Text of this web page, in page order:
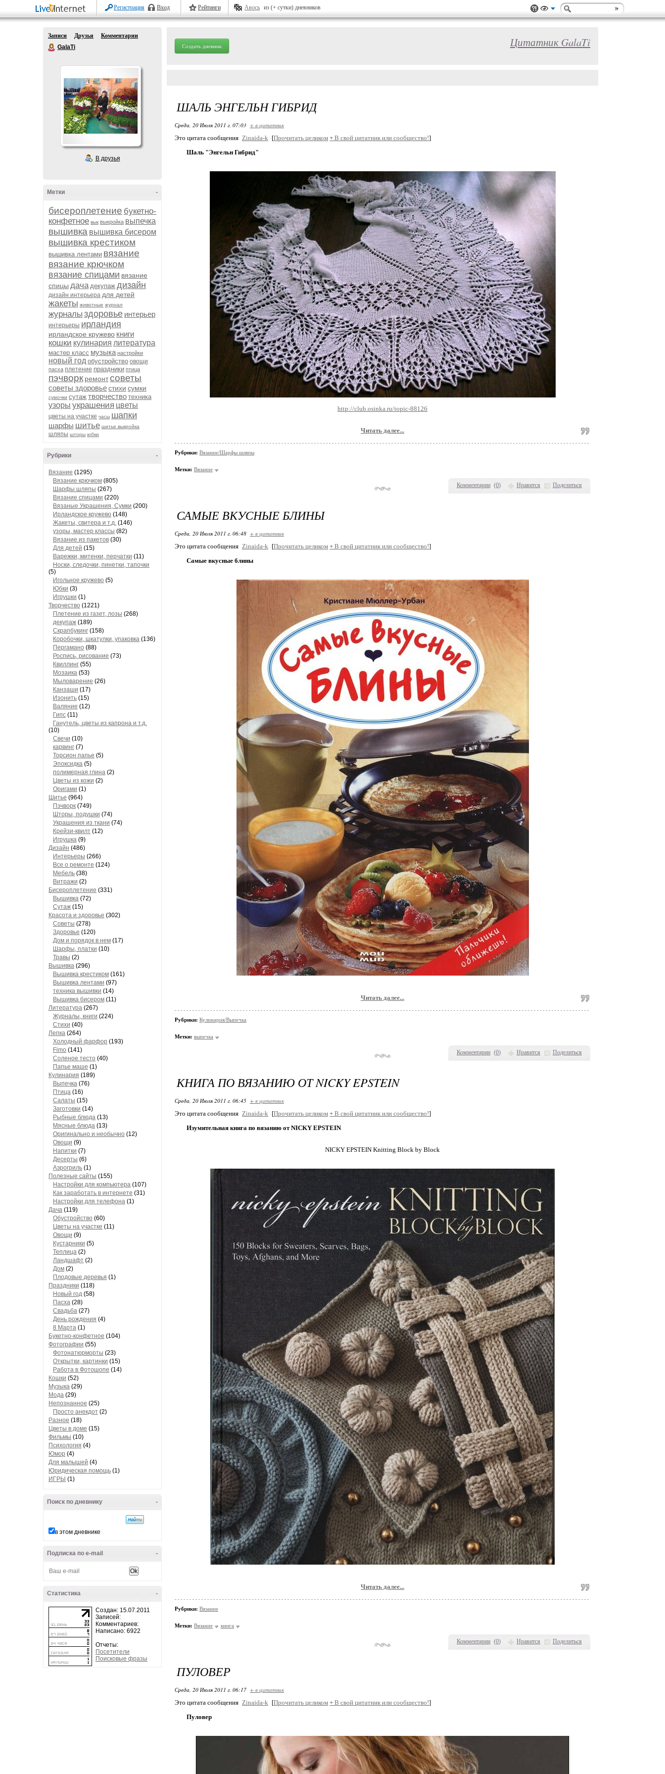
Регистрация Вход Рейтинги Авось из (+ сутки) дневников
Записи Друзья
Комментарии
GalaTi
В друзья
-
Метки
бисероплетение букетно-
конфетное вык выкройка выпечка
вышивка вышивка бисером
вышивка крестиком
вышивка лентами вязание
вязание крючком
вязание спицами вязание
спицы дача декупаж дизайн
дизайн интерьера для детей
жакеты животные журнал
журналы здоровье интерьер
интерьеры ирландия
ирландское кружево книги
кошки кулинария литература
мастер класс музыка настройки
новый год обустройство овощи
пасха плетение праздники птица
пэчворк ремонтсоветы
советы здоровьестихи сумки
сумочки сутаж творчество техника
узоры украшения цветы
цветы на участке часы шапки
шарфы шитье шитье выкройка
шляпы шторы юбки
-
Рубрики
Вязание (1295)
Вязание крючком (805)
Шарфы шляпы (267)
Вязание спицами (220)
Вязаные Украшения, Сумки (200)
Ирландское кружево (148)
Жакеты, свитера и т.д. (146)
узоры, мастер классы (82)
Вязание из пакетов (30)
Для детей (15)
Варежки, митенки, перчатки (11)
Носки, следочки, пинетки, тапочки
(5)
Игольное кружево (5)
Юбки (3)
Игрушки (1)
Творчество (1221)
Плетение из газет, лозы (268)
декупаж (189)
Скрапбукинг (158)
Коробочки, шкатулки, упаковка (136)
Пергамано (88)
Роспись, рисование (73)
Квиллинг (55)
Мозаика (53)
Мыловарение (26)
Канзаши (17)
Изонить (15)
Валяние (12)
Гипс (11)
Ганутель, цветы из капрона и т.д.
(10)
Свечи (10)
карвинг (7)
Торсион папье (5)
Эпоксидка (5)
полимерная глина (2)
Цветы из кожи (2)
Оригами (1)
Шитье (964)
Пэчворк (749)
Шторы, подушки (74)
Украшения из ткани (74)
Крейзи-квилт (12)
Игрушка (9)
Дизайн (486)
Интерьеры (266)
Все о ремонте (124)
Мебель (38)
Витражи (2)
Бисероплетение (331)
Вышивка (72)
Сутаж (15)
Красота и здоровье (302)
Советы (278)
Здоровье (120)
Дом и порядок в нем (17)
Шарфы, платки (10)
Травы (2)
Вышивка (296)
Вышивка крестиком (161)
Вышивка лентами (97)
техника вышивки (14)
Вышивка бисером (11)
Литература (267)
Журналы, книги (224)
Стихи (40)
Лепка (264)
Холодный фарфор (193)
Fimo (141)
Соленое тесто (40)
Папье маше (1)
Кулинария (189)
Выпечка (76)
Птица (16)
Салаты (15)
Заготовки (14)
Рыбные блюда (13)
Мясные блюда (13)
Оригинально и необычно (12)
Овощи (9)
Напитки (7)
Десерты (6)
Аэрогриль (1)
Полезные сайты (155)
Настройки для компьютера (107)
Как заработать в интернете (31)
Настройки для телефона (1)
Дача (119)
Обустройство (60)
Цветы на участке (11)
Овощи (9)
Кустарники (5)
Теплица (2)
Ландшафт (2)
Дом (2)
Плодовые деревья (1)
Праздники (118)
Новый год (58)
Пасха (28)
Свадьба (27)
День рождения (4)
8 Марта (1)
Букетно-конфетное (104)
Фотографии (55)
Фотонатюрморты (23)
Открытки, картинки (15)
Работа в Фотошопе (14)
Кошки (52)
Музыка (29)
Мода (29)
Непознанное (25)
Просто анекдот (2)
Разное (18)
Цветы в доме (15)
Фильмы (10)
Психология (4)
Юмор (4)
Для малышей (4)
Юридическая помощь (1)
ИГРЫ (1)
-
Поиск по дневнику
в этом дневнике
-
Подписка по e-mail
-
Статистика
Создан: 15.07.2011
Записей:
Комментариев:
Написано: 6922
Отчеты:
Посетители
Поисковые фразы
Создать дневник Цитатник GalaTi
Комментарии (0) Нравится Поделиться
ШАЛЬ ЭНГЕЛЬН ГИБРИД
Среда, 20 Июля 2011 г. 07:03 + в цитатник
Это цитата сообщения Zinaida-k [Прочитать целиком + В свой цитатник или сообщество!]
Шаль "Энгельн Гибрид"
http://club.osinka.ru/topic-88126
Читать далее...
Рубрики: Вязание/Шарфы шляпы
Метки: Вязание
Комментарии (0) Нравится Поделиться
САМЫЕ ВКУСНЫЕ БЛИНЫ
Среда, 20 Июля 2011 г. 06:48 + в цитатник
Это цитата сообщения Zinaida-k [Прочитать целиком + В свой цитатник или сообщество!]
Самые вкусные блины
Читать далее...
Рубрики: Кулинария/Выпечка
Метки: выпечка
Комментарии (0) Нравится Поделиться
КНИГА ПО ВЯЗАНИЮ ОТ NICKY EPSTEIN
Среда, 20 Июля 2011 г. 06:45 + в цитатник
Это цитата сообщения Zinaida-k [Прочитать целиком + В свой цитатник или сообщество!]
Изумительная книга по вязанию от NICKY EPSTEIN
NICKY EPSTEIN Knitting Block by Block
Читать далее...
Рубрики: Вязание
Метки: Вязание книга
ПУЛОВЕР
Среда, 20 Июля 2011 г. 06:17 + в цитатник
Это цитата сообщения Zinaida-k [Прочитать целиком + В свой цитатник или сообщество!]
Пуловер